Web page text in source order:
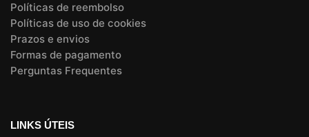
Políticas de reembolso
Políticas de uso de cookies
Prazos e envios
Formas de pagamento
Perguntas Frequentes
LINKS ÚTEIS